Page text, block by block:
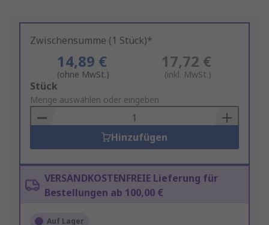
Zwischensumme (1 Stück)*
14,89 €
(ohne MwSt.)
17,72 €
(inkl. MwSt.)
Add
to
Basket
Stück
Menge auswählen oder eingeben
Hinzufügen
VERSANDKOSTENFREIE Lieferung für
Bestellungen ab 100,00 €
Auf Lager